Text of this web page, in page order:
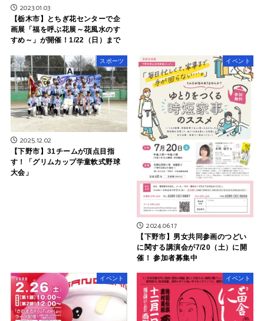
2023.01.03
【栃木市】とちぎ花センターで企
画展「福を呼ぶ花展～花風水のす
すめ～」が開催！1/22（日）まで
スポーツ
2025.12.02
【下野市】31チームが頂点目指
す！「グリムカップ学童軟式野球
大会」
イベント
2024.06.17
【下野市】男女共同参画のつどい
に関する講演会が7/20（土）に開
催！ 参加者募集中
イベント イベント